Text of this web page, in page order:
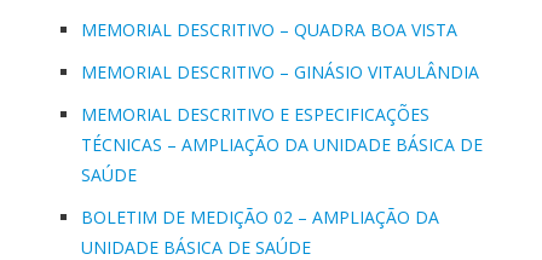
MEMORIAL DESCRITIVO – QUADRA BOA VISTA
MEMORIAL DESCRITIVO – GINÁSIO VITAULÂNDIA
MEMORIAL DESCRITIVO E ESPECIFICAÇÕES
TÉCNICAS – AMPLIAÇÃO DA UNIDADE BÁSICA DE
SAÚDE
BOLETIM DE MEDIÇÃO 02 – AMPLIAÇÃO DA
UNIDADE BÁSICA DE SAÚDE